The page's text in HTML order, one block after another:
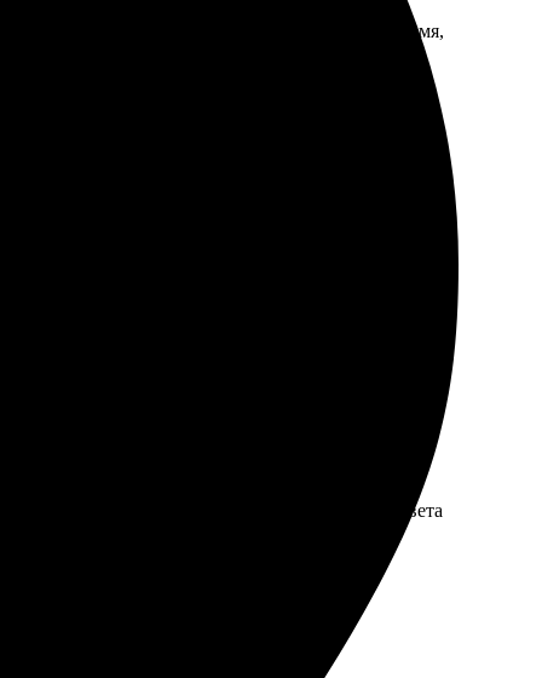
сайт простое и понятное. Доставка была вовремя,
фото и выбрала нужные размеры. Через пару
не повредилось в пути. Весь процесс прошел
доставили быстро. Качество на высоте, цвета
аккуратная. Обязательно вернусь еще!